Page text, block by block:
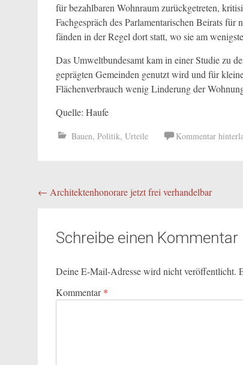
für bezahlbaren Wohnraum zurückgetreten,
Fachgespräch des Parlamentarischen Beirats
fänden in der Regel dort statt, wo sie am
Das Umweltbundesamt kam in einer Studie zu
geprägten Gemeinden genutzt wird und für
Flächenverbrauch wenig Linderung der
Quelle: Haufe
Bauen, Politik, Urteile Kommentar
Beitragsnavigation
← Architektenhonorare jetzt frei verhandelbar
Schreibe einen Kommentar
Deine E-Mail-Adresse wird nicht veröffentlicht.
Kommentar*